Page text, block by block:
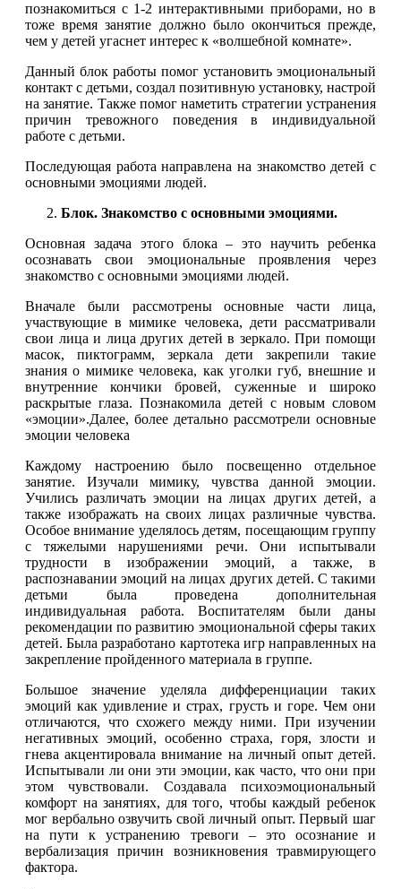
познакомиться с 1-2 интерактивными приборами, но в
тоже время занятие должно было окончиться прежде,
чем у детей угаснет интерес к «волшебной комнате».
Данный блок работы помог установить эмоциональный
контакт с детьми, создал позитивную установку, настрой
на занятие. Также помог наметить стратегии устранения
причин тревожного поведения в индивидуальной
работе с детьми.
Последующая работа направлена на знакомство детей с
основными эмоциями людей.
Блок. Знакомство с основными эмоциями.
Основная задача этого блока – это научить ребенка
осознавать свои эмоциональные проявления через
знакомство с основными эмоциями людей.
Вначале были рассмотрены основные части лица,
участвующие в мимике человека, дети рассматривали
свои лица и лица других детей в зеркало. При помощи
масок, пиктограмм, зеркала дети закрепили такие
знания о мимике человека, как уголки губ, внешние и
внутренние кончики бровей, суженные и широко
раскрытые глаза. Познакомила детей с новым словом
«эмоции».Далее, более детально рассмотрели основные
эмоции человека
Каждому настроению было посвещенно отдельное
занятие. Изучали мимику, чувства данной эмоции.
Учились различать эмоции на лицах других детей, а
также изображать на своих лицах различные чувства.
Особое внимание уделялось детям, посещающим группу
с тяжелыми нарушениями речи. Они испытывали
трудности в изображении эмоций, а также, в
распознавании эмоций на лицах других детей. С такими
детьми была проведена дополнительная
индивидуальная работа. Воспитателям были даны
рекомендации по развитию эмоциональной сферы таких
детей. Была разработано картотека игр направленных на
закрепление пройденного материала в группе.
Большое значение уделяла дифференциации таких
эмоций как удивление и страх, грусть и горе. Чем они
отличаются, что схожего между ними. При изучении
негативных эмоций, особенно страха, горя, злости и
гнева акцентировала внимание на личный опыт детей.
Испытывали ли они эти эмоции, как часто, что они при
этом чувствовали. Создавала психоэмоциональный
комфорт на занятиях, для того, чтобы каждый ребенок
мог вербально озвучить свой личный опыт. Первый шаг
на пути к устранению тревоги – это осознание и
вербализация причин возникновения травмирующего
фактора.